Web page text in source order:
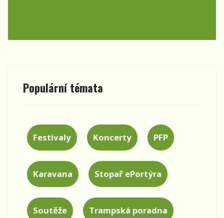
Populární témata
Festivaly Koncerty PFP
Karavana Stopař ePortýra
Soutěže Trampská poradna